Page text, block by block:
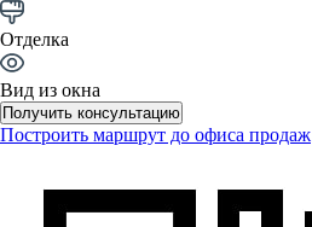
Отделка
Вид из окна
Получить консультацию
Построить маршрут до офиса продаж